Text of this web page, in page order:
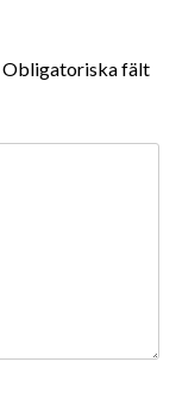
Obligatoriska fält